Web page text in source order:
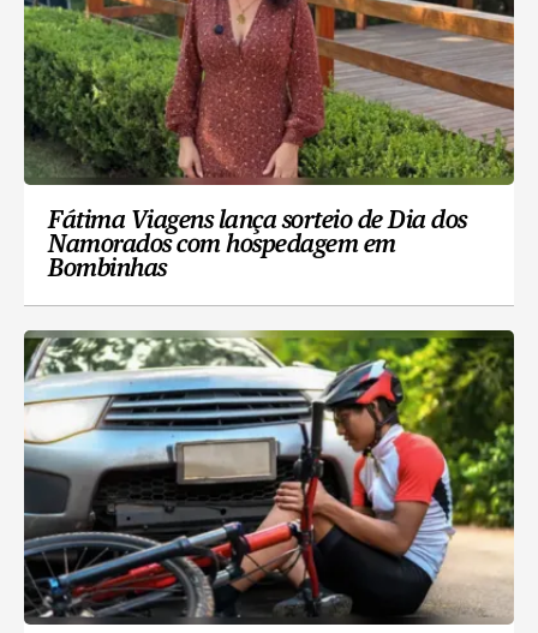
Fátima Viagens lança sorteio de Dia dos
Namorados com hospedagem em
Bombinhas